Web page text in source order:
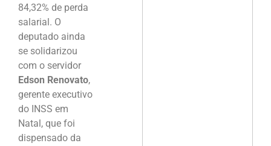
84,32% de perda
salarial. O
deputado ainda
se solidarizou
com o servidor
Edson Renovato,
gerente executivo
do INSS em
Natal, que foi
dispensado da